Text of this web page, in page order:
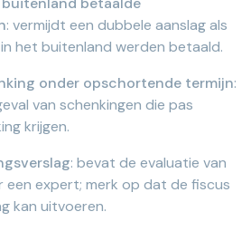
: vermijdt een dubbele aanslag als
het buitenland werden betaald.
onder opschortende termijn:
van schenkingen die pas
krijgen.
: bevat de evaluatie van
een expert; merk op dat de fiscus
kan uitvoeren.